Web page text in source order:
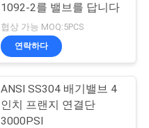
1092-2를 밸브를 답니다
협상 가능 MOQ:5PCS
연락하다
ANSI SS304 배기밸브 4
인치 프랜지 연결단
3000PSI